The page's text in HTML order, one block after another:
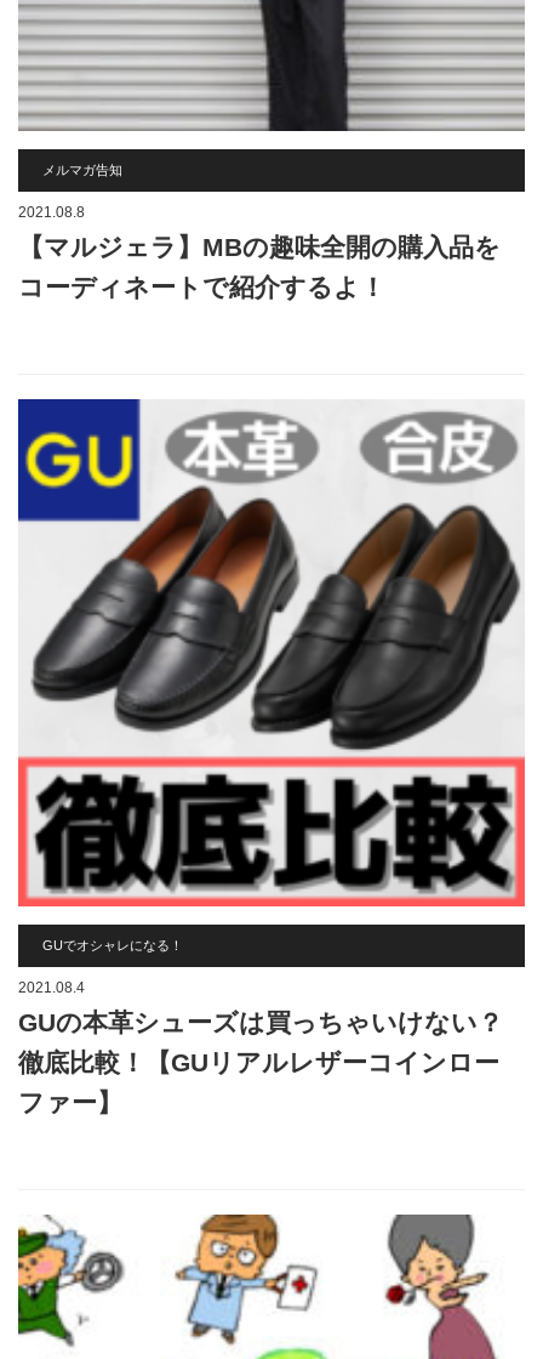
メルマガ告知
2021.08.8
【マルジェラ】MBの趣味全開の購入品を
コーディネートで紹介するよ！
GUでオシャレになる！
2021.08.4
GUの本革シューズは買っちゃいけない？
徹底比較！【GUリアルレザーコインロー
ファー】